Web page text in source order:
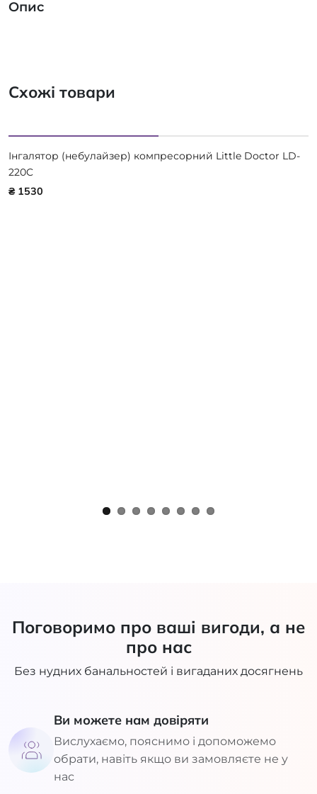
Опис
Схожі товари
Інгалятор (небулайзер) компресорний Little Doctor LD-
220C
₴ 1530
Поговоримо про ваші вигоди, а не
про нас
Без нудних банальностей і вигаданих досягнень
Ви можете нам довіряти
Вислухаємо, пояснимо і допоможемо
обрати, навіть якщо ви замовляєте не у
нас